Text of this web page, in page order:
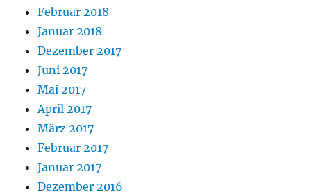
Februar 2018
Januar 2018
Dezember 2017
Juni 2017
Mai 2017
April 2017
März 2017
Februar 2017
Januar 2017
Dezember 2016